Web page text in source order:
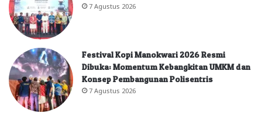
7 Agustus 2026
Festival Kopi Manokwari 2026 Resmi
Dibuka: Momentum Kebangkitan UMKM dan
Konsep Pembangunan Polisentris
7 Agustus 2026